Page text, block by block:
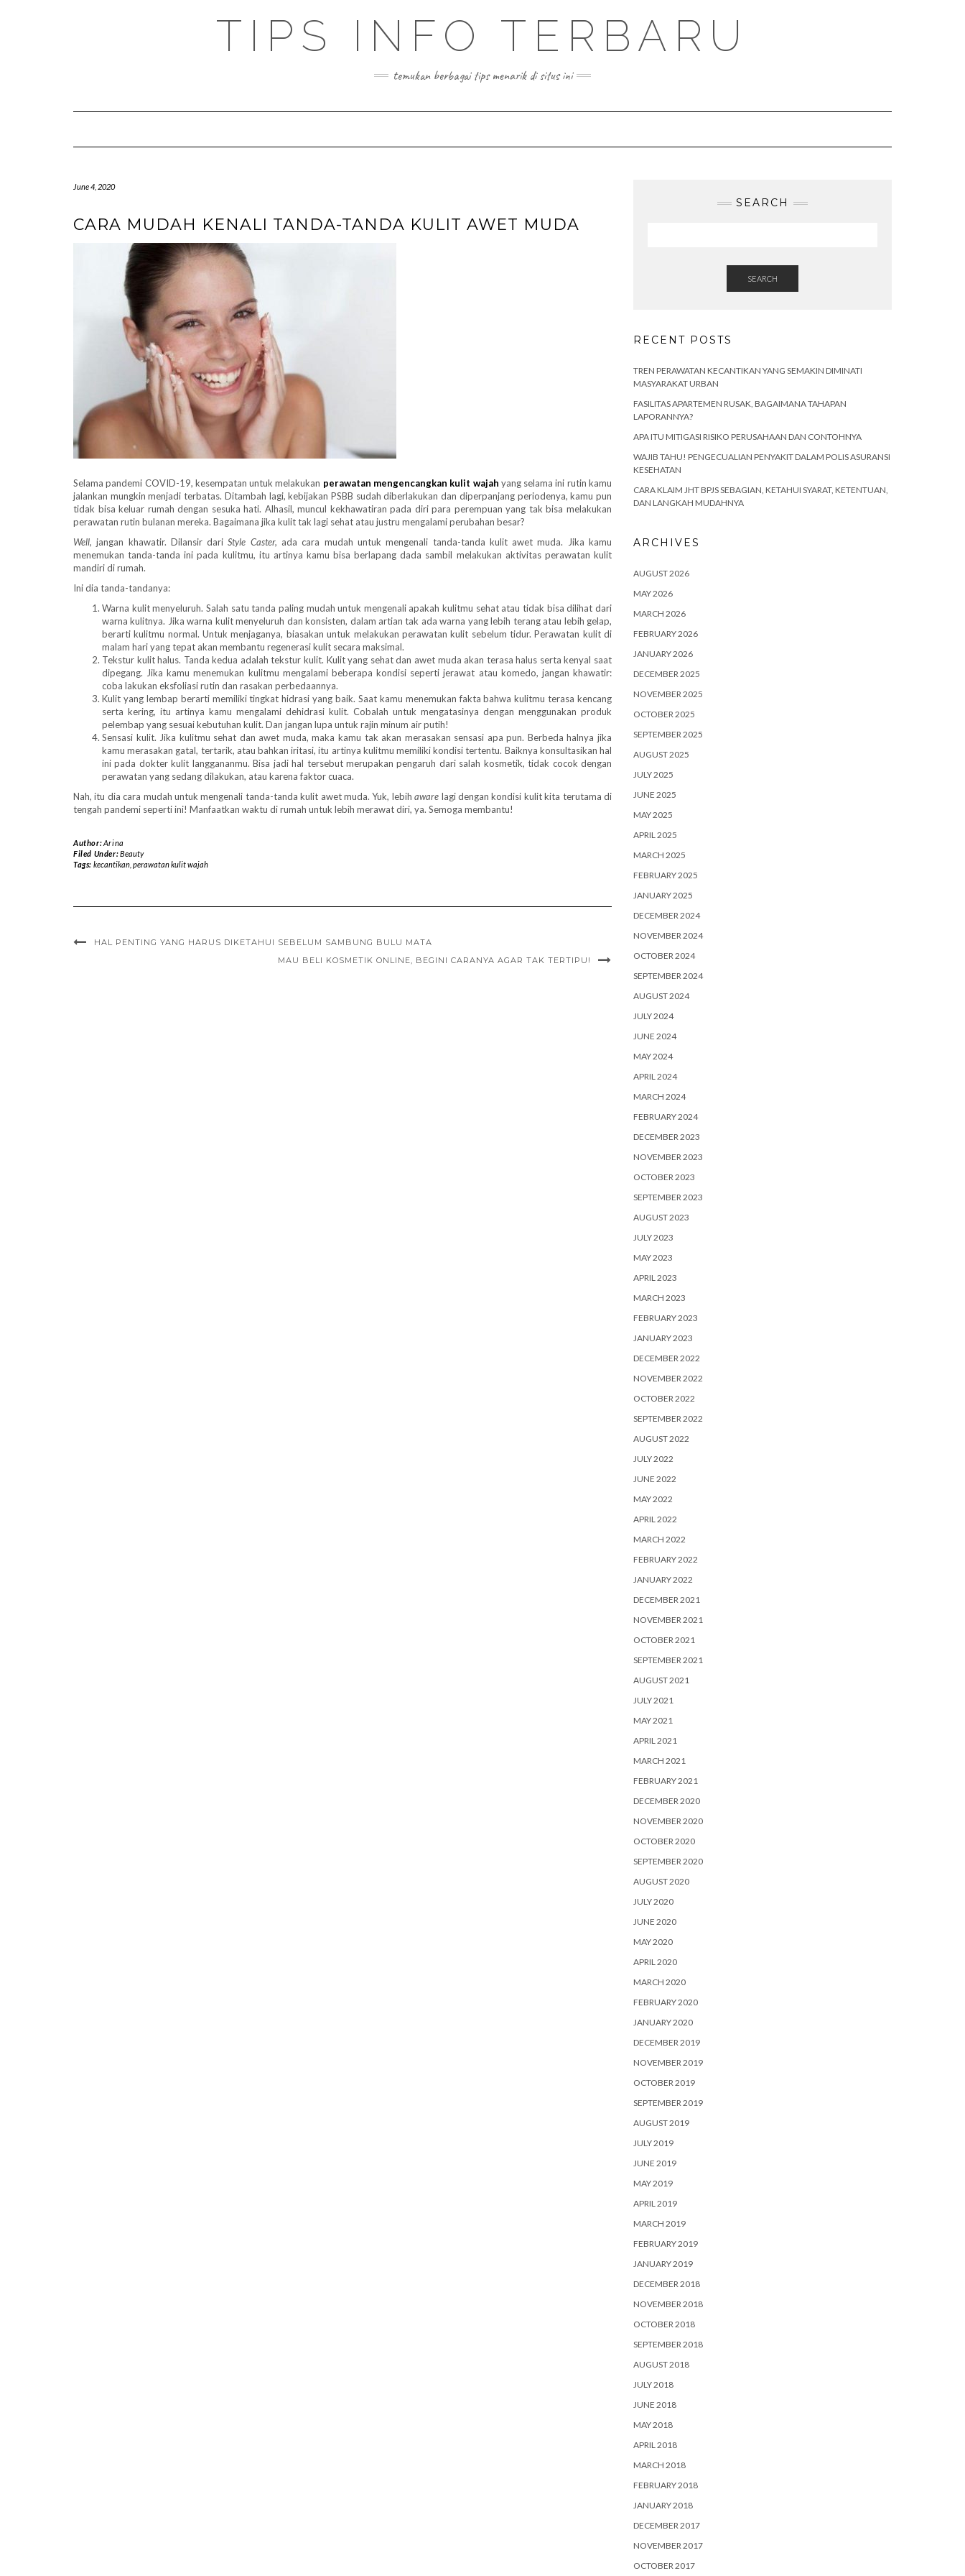
TIPS INFO TERBARU
temukan berbagai tips menarik di situs ini
June 4, 2020
CARA MUDAH KENALI TANDA-TANDA KULIT AWET MUDA
Selama pandemi COVID-19, kesempatan untuk melakukan perawatan mengencangkan kulit wajah yang selama ini rutin kamu
jalankan mungkin menjadi terbatas. Ditambah lagi, kebijakan PSBB sudah diberlakukan dan diperpanjang periodenya, kamu pun
tidak bisa keluar rumah dengan sesuka hati. Alhasil, muncul kekhawatiran pada diri para perempuan yang tak bisa melakukan
perawatan rutin bulanan mereka. Bagaimana jika kulit tak lagi sehat atau justru mengalami perubahan besar?
Well,jangan khawatir. Dilansir dariStyle Caster, ada cara mudah untuk mengenali tanda-tanda kulit awet muda. Jika kamu
menemukan tanda-tanda ini pada kulitmu, itu artinya kamu bisa berlapang dada sambil melakukan aktivitas perawatan kulit
mandiri di rumah.
Ini dia tanda-tandanya:
Warna kulit menyeluruh. Salah satu tanda paling mudah untuk mengenali apakah kulitmu sehat atau tidak bisa dilihat dari
warna kulitnya. Jika warna kulit menyeluruh dan konsisten, dalam artian tak ada warna yang lebih terang atau lebih gelap,
berarti kulitmu normal. Untuk menjaganya, biasakan untuk melakukan perawatan kulit sebelum tidur. Perawatan kulit di
malam hari yang tepat akan membantu regenerasi kulit secara maksimal.
Tekstur kulit halus. Tanda kedua adalah tekstur kulit. Kulit yang sehat dan awet muda akan terasa halus serta kenyal saat
dipegang. Jika kamu menemukan kulitmu mengalami beberapa kondisi seperti jerawat atau komedo, jangan khawatir:
coba lakukan eksfoliasi rutin dan rasakan perbedaannya.
Kulit yang lembap berarti memiliki tingkat hidrasi yang baik. Saat kamu menemukan fakta bahwa kulitmu terasa kencang
serta kering, itu artinya kamu mengalami dehidrasi kulit. Cobalah untuk mengatasinya dengan menggunakan produk
pelembap yang sesuai kebutuhan kulit. Dan jangan lupa untuk rajin minum air putih!
Sensasi kulit. Jika kulitmu sehat dan awet muda, maka kamu tak akan merasakan sensasi apa pun. Berbeda halnya jika
kamu merasakan gatal, tertarik, atau bahkan iritasi, itu artinya kulitmu memiliki kondisi tertentu. Baiknya konsultasikan hal
ini pada dokter kulit langgananmu. Bisa jadi hal tersebut merupakan pengaruh dari salah kosmetik, tidak cocok dengan
perawatan yang sedang dilakukan, atau karena faktor cuaca.
Nah, itu dia cara mudah untuk mengenali tanda-tanda kulit awet muda. Yuk, lebihaware lagi dengan kondisi kulit kita terutama di
tengah pandemi seperti ini! Manfaatkan waktu di rumah untuk lebih merawat diri, ya. Semoga membantu!
Author:Arina
Filed Under:Beauty
Tags: kecantikan, perawatan kulit wajah
HAL PENTING YANG HARUS DIKETAHUI SEBELUM SAMBUNG BULU MATA
MAU BELI KOSMETIK ONLINE, BEGINI CARANYA AGAR TAK TERTIPU!
SEARCH
SEARCH
RECENT POSTS
TREN PERAWATAN KECANTIKAN YANG SEMAKIN DIMINATI
MASYARAKAT URBAN
FASILITAS APARTEMEN RUSAK, BAGAIMANA TAHAPAN
LAPORANNYA?
APA ITU MITIGASI RISIKO PERUSAHAAN DAN CONTOHNYA
WAJIB TAHU! PENGECUALIAN PENYAKIT DALAM POLIS ASURANSI
KESEHATAN
CARA KLAIM JHT BPJS SEBAGIAN, KETAHUI SYARAT, KETENTUAN,
DAN LANGKAH MUDAHNYA
ARCHIVES
AUGUST 2026
MAY 2026
MARCH 2026
FEBRUARY 2026
JANUARY 2026
DECEMBER 2025
NOVEMBER 2025
OCTOBER 2025
SEPTEMBER 2025
AUGUST 2025
JULY 2025
JUNE 2025
MAY 2025
APRIL 2025
MARCH 2025
FEBRUARY 2025
JANUARY 2025
DECEMBER 2024
NOVEMBER 2024
OCTOBER 2024
SEPTEMBER 2024
AUGUST 2024
JULY 2024
JUNE 2024
MAY 2024
APRIL 2024
MARCH 2024
FEBRUARY 2024
DECEMBER 2023
NOVEMBER 2023
OCTOBER 2023
SEPTEMBER 2023
AUGUST 2023
JULY 2023
MAY 2023
APRIL 2023
MARCH 2023
FEBRUARY 2023
JANUARY 2023
DECEMBER 2022
NOVEMBER 2022
OCTOBER 2022
SEPTEMBER 2022
AUGUST 2022
JULY 2022
JUNE 2022
MAY 2022
APRIL 2022
MARCH 2022
FEBRUARY 2022
JANUARY 2022
DECEMBER 2021
NOVEMBER 2021
OCTOBER 2021
SEPTEMBER 2021
AUGUST 2021
JULY 2021
MAY 2021
APRIL 2021
MARCH 2021
FEBRUARY 2021
DECEMBER 2020
NOVEMBER 2020
OCTOBER 2020
SEPTEMBER 2020
AUGUST 2020
JULY 2020
JUNE 2020
MAY 2020
APRIL 2020
MARCH 2020
FEBRUARY 2020
JANUARY 2020
DECEMBER 2019
NOVEMBER 2019
OCTOBER 2019
SEPTEMBER 2019
AUGUST 2019
JULY 2019
JUNE 2019
MAY 2019
APRIL 2019
MARCH 2019
FEBRUARY 2019
JANUARY 2019
DECEMBER 2018
NOVEMBER 2018
OCTOBER 2018
SEPTEMBER 2018
AUGUST 2018
JULY 2018
JUNE 2018
MAY 2018
APRIL 2018
MARCH 2018
FEBRUARY 2018
JANUARY 2018
DECEMBER 2017
NOVEMBER 2017
OCTOBER 2017